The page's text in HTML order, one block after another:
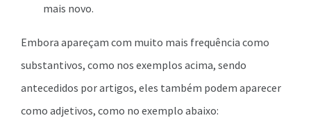
mais novo.
Embora apareçam com muito mais frequência como
substantivos, como nos exemplos acima, sendo
antecedidos por artigos, eles também podem aparecer
como adjetivos, como no exemplo abaixo: